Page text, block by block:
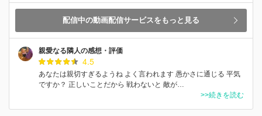
配信中の動画配信サービスをもっと見る
親愛なる隣人の感想・評価
4.5
あなたは親切すぎるようね よく言われます 愚かさに通じる 平気
ですか？ 正しいことだから 戦わないと 敵が…
>>続きを読む